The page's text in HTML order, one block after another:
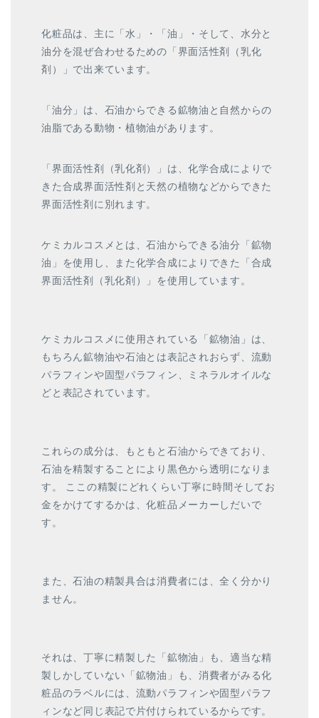
化粧品は、主に「水」・「油」・そして、水分と
油分を混ぜ合わせるための「界面活性剤（乳化
剤）」で出来ています。
「油分」は、石油からできる鉱物油と自然からの
油脂である動物・植物油があります。
「界面活性剤（乳化剤）」は、化学合成によりで
きた合成界面活性剤と天然の植物などからできた
界面活性剤に別れます。
ケミカルコスメとは、石油からできる油分「鉱物
油」を使用し、また化学合成によりできた「合成
界面活性剤（乳化剤）」を使用しています。
ケミカルコスメに使用されている「鉱物油」は、
もちろん鉱物油や石油とは表記されおらず、流動
パラフィンや固型パラフィン、ミネラルオイルな
どと表記されています。
これらの成分は、もともと石油からできており、
石油を精製することにより黒色から透明になりま
す。 ここの精製にどれくらい丁寧に時間そしてお
金をかけてするかは、化粧品メーカーしだいで
す。
また、石油の精製具合は消費者には、全く分かり
ません。
それは、丁寧に精製した「鉱物油」も、適当な精
製しかしていない「鉱物油」も、消費者がみる化
粧品のラベルには、流動パラフィンや固型パラフ
ィンなど同じ表記で片付けられているからです。